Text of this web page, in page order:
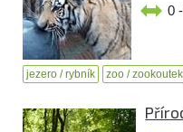
0
jezero / rybník zoo / zookoutek